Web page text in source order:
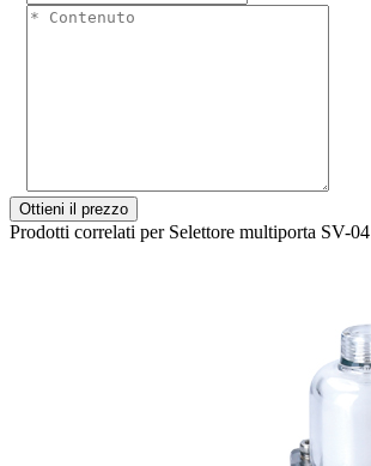
Ottieni il prezzo
Prodotti correlati per Selettore multiporta SV-04